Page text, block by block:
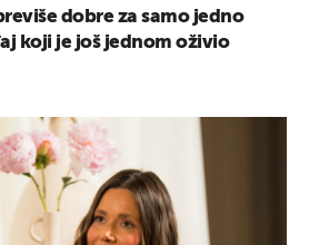
dobre za samo jedno
koji je još jednom oživio